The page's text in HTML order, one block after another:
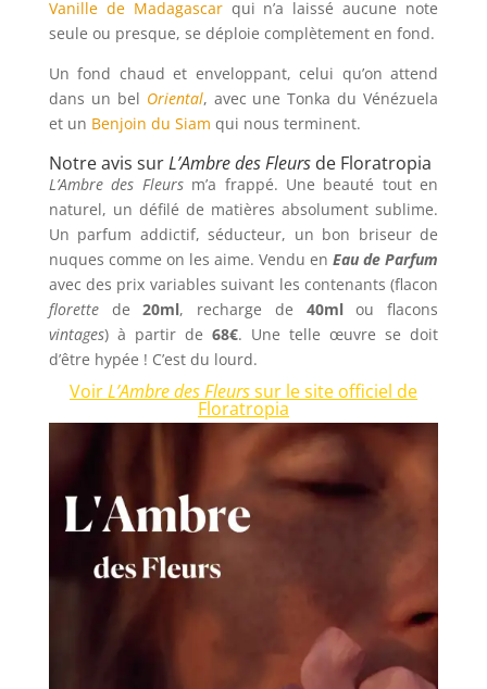
Vanille de Madagascarqui n’a laissé aucune note
seule ou presque, se déploie complètement en fond.
Un fond chaud et enveloppant, celui qu’on attend
dans un bel Oriental, avec une Tonka du Vénézuela
et un Benjoin du Siam qui nous terminent.
Notre avis surL’Ambre des Fleurs de Floratropia
L’Ambre des Fleursm’a frappé. Une beauté tout en
naturel, un défilé de matières absolument sublime.
Un parfum addictif, séducteur, un bon briseur de
nuques comme on les aime. Vendu enEau de Parfum
avec des prix variables suivant les contenants (flacon
florettede20ml, recharge de 40mlou flacons
vintages) à partir de 68€. Une telle œuvre se doit
d’être hypée ! C’est du lourd.
VoirL’Ambre des Fleurssur le site officiel de
Floratropia